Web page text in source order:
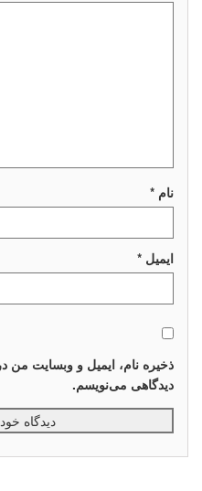
نام *
ایمیل *
ذخیره نام، ایمیل و وبسایت من
دیدگاهی می‌نویسم.